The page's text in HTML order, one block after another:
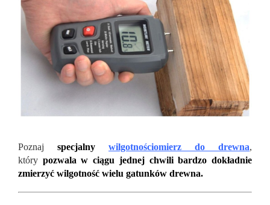
Poznaj specjalny wilgotnościomierz do drewna,
który pozwala w ciągu jednej chwili bardzo dokładnie
zmierzyć wilgotność wielu gatunków drewna.